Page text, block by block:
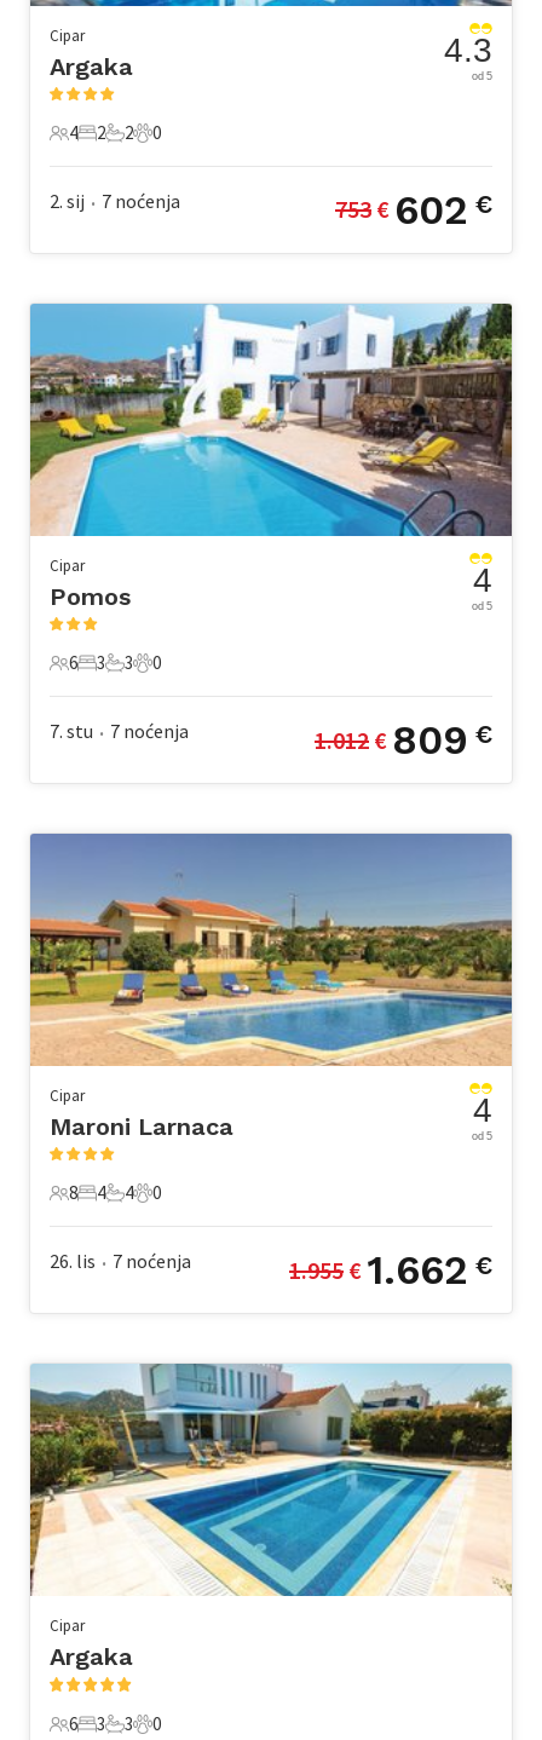
Cipar
Argaka
4 Gosti
4
2 Spavaće sobe
2
2 Kupaonice
2
0 Kućni ljubimac
0
4.3
od 5
2. sij • 7 noćenja 753 € 602 €
Cipar
Pomos
6 Gosti
6
3 Spavaće sobe
3
3 Kupaonice
3
0 Kućni ljubimac
0
4
od 5
7. stu • 7 noćenja 1.012 € 809 €
Cipar
Maroni Larnaca
8 Gosti
8
4 Spavaće sobe
4
4 Kupaonice
4
0 Kućni ljubimac
0
4
od 5
26. lis • 7 noćenja 1.955 € 1.662 €
Cipar
Argaka
6 3 3 0